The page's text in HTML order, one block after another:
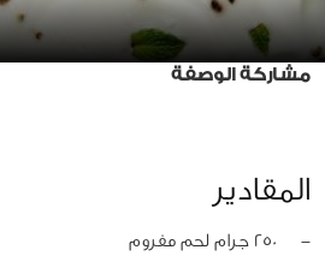
مشاركة الوصفة
المقادير
‏-
250 جرام لحم مفروم